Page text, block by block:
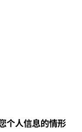
个人信息的情形